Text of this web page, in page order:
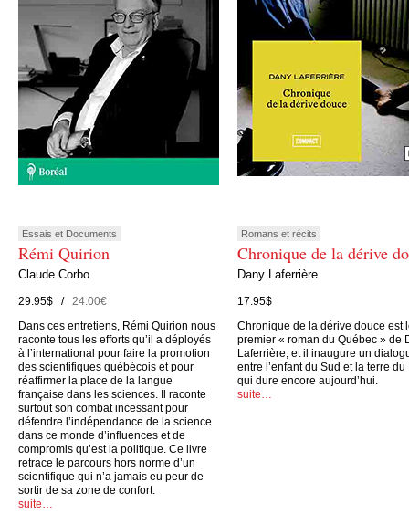
Essais et Documents
Rémi Quirion
Claude Corbo
29.95$ /24.00€
Dans ces entretiens, Rémi Quirion nous
raconte tous les efforts qu’il a déployés
à l’international pour faire la promotion
des scientifiques québécois et pour
réaffirmer la place de la langue
française dans les sciences. Il raconte
surtout son combat incessant pour
défendre l’indépendance de la science
dans ce monde d’influences et de
compromis qu’est la politique. Ce livre
retrace le parcours hors norme d’un
scientifique qui n’a jamais eu peur de
sortir de sa zone de confort.
suite…
Romans et récits
Chronique de la dérive
Dany Laferrière
17.95$
Chronique de la dérive douce est
premier « roman du Québec » de
Laferrière, et il inaugure un
entre l’enfant du Sud et la terre du
qui dure encore aujourd’hui.
suite…